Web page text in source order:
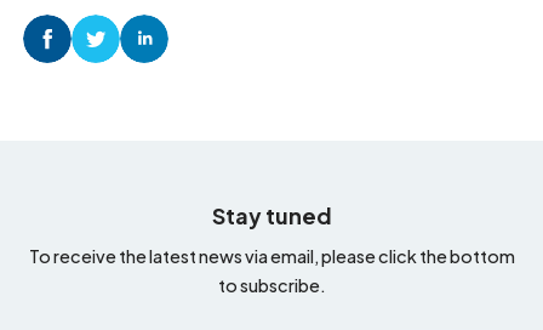
Stay tuned
To receive the latest news via email, please click the bottom
to subscribe.